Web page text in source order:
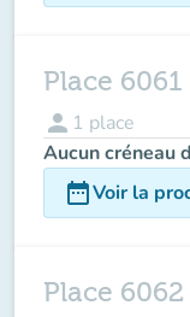
Place 6061
person 1 place
Aucun créneau
date_rangeVoir la
Place 6062